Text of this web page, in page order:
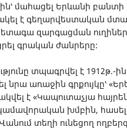
մահացել Երևանի
է գեղարվեստական
զարգացման
գրական ժանրերը:
տպագրվել է 1912թ.-
նրա առաջին գրքույկը՝
է «Կապուտաչյա
խմբին,
տեղի ունեցող